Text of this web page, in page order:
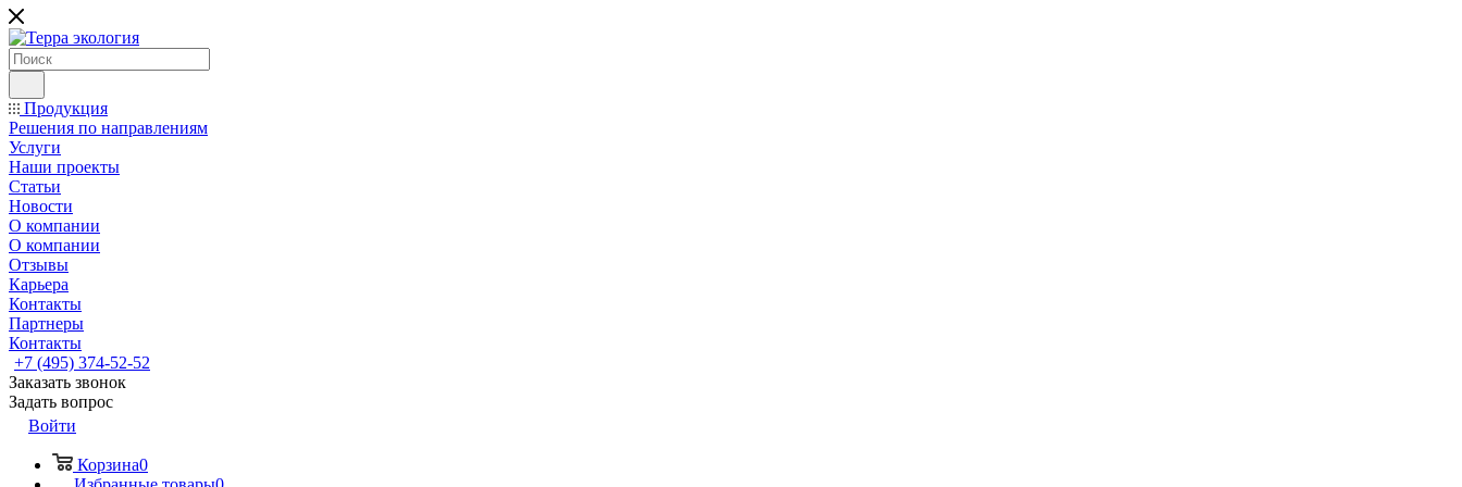
Продукция
Решения по направлениям
Услуги
Наши проекты
Статьи
Новости
О компании
О компании
Отзывы
Карьера
Контакты
Партнеры
Контакты
+7 (495) 374-52-52
Заказать звонок
Задать вопрос
Войти
Корзина0